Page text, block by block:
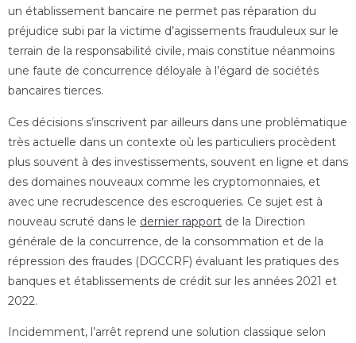
un établissement bancaire ne permet pas réparation du
préjudice subi par la victime d’agissements frauduleux sur le
terrain de la responsabilité civile, mais constitue néanmoins
une faute de concurrence déloyale à l’égard de sociétés
bancaires tierces.
Ces décisions s’inscrivent par ailleurs dans une problématique
très actuelle dans un contexte où les particuliers procèdent
plus souvent à des investissements, souvent en ligne et dans
des domaines nouveaux comme les cryptomonnaies, et
avec une recrudescence des escroqueries. Ce sujet est à
nouveau scruté dans le dernier rapport de la Direction
générale de la concurrence, de la consommation et de la
répression des fraudes (DGCCRF) évaluant les pratiques des
banques et établissements de crédit sur les années 2021 et
2022.
Incidemment, l’arrêt reprend une solution classique selon